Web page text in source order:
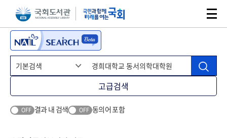
본문 바로가기주메뉴 바로가기
고급검색
OFF 결과 내 검색 OFF 동의어 포함